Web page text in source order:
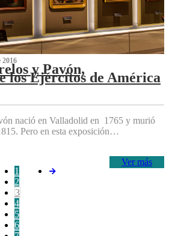
2016
y Pavón,
los Ejércitos de América
nació en Valladolid en 1765 y murió
Pero en esta exposición…
Ver más
1
2
3
4
5
6